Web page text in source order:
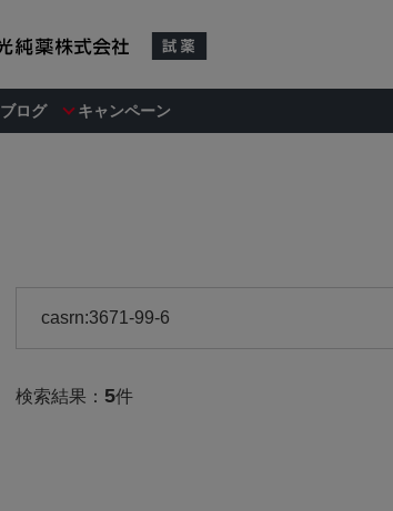
ブログ キャンペーン
検索結果： 5件